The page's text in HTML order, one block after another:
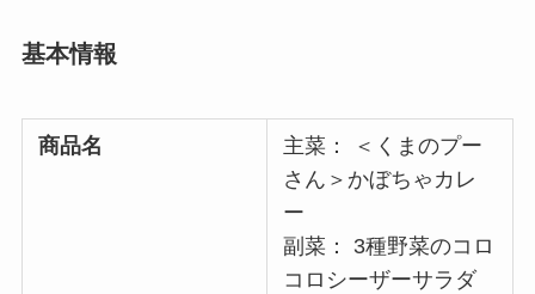
基本情報
商品名
主菜： ＜くまのプー
さん＞かぼちゃカレ
ー
副菜： 3種野菜のコロ
コロシーザーサラダ